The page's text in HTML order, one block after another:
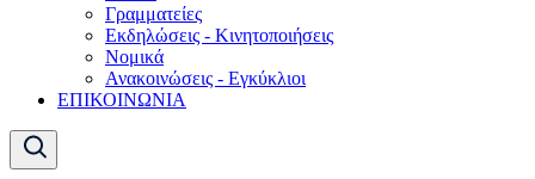
Γραμματείες
Εκδηλώσεις - Κινητοποιήσεις
Νομικά
Ανακοινώσεις - Εγκύκλιοι
ΕΠΙΚΟΙΝΩΝΙΑ